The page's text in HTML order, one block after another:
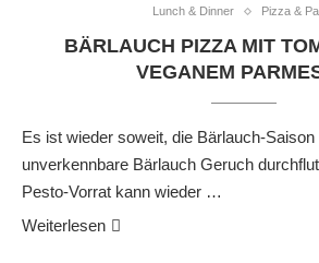
Lunch & Dinner Pizza &
BÄRLAUCH PIZZA MIT
VEGANEM
Es ist wieder soweit, die Bärlauch-
unverkennbare Bärlauch Geruch
Pesto-Vorrat kann wieder …
Weiterlesen